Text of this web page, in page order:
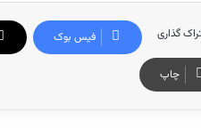
گذاری فیس بوک
چاپ